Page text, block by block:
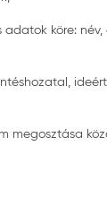
adatok köre: név,
megosztása